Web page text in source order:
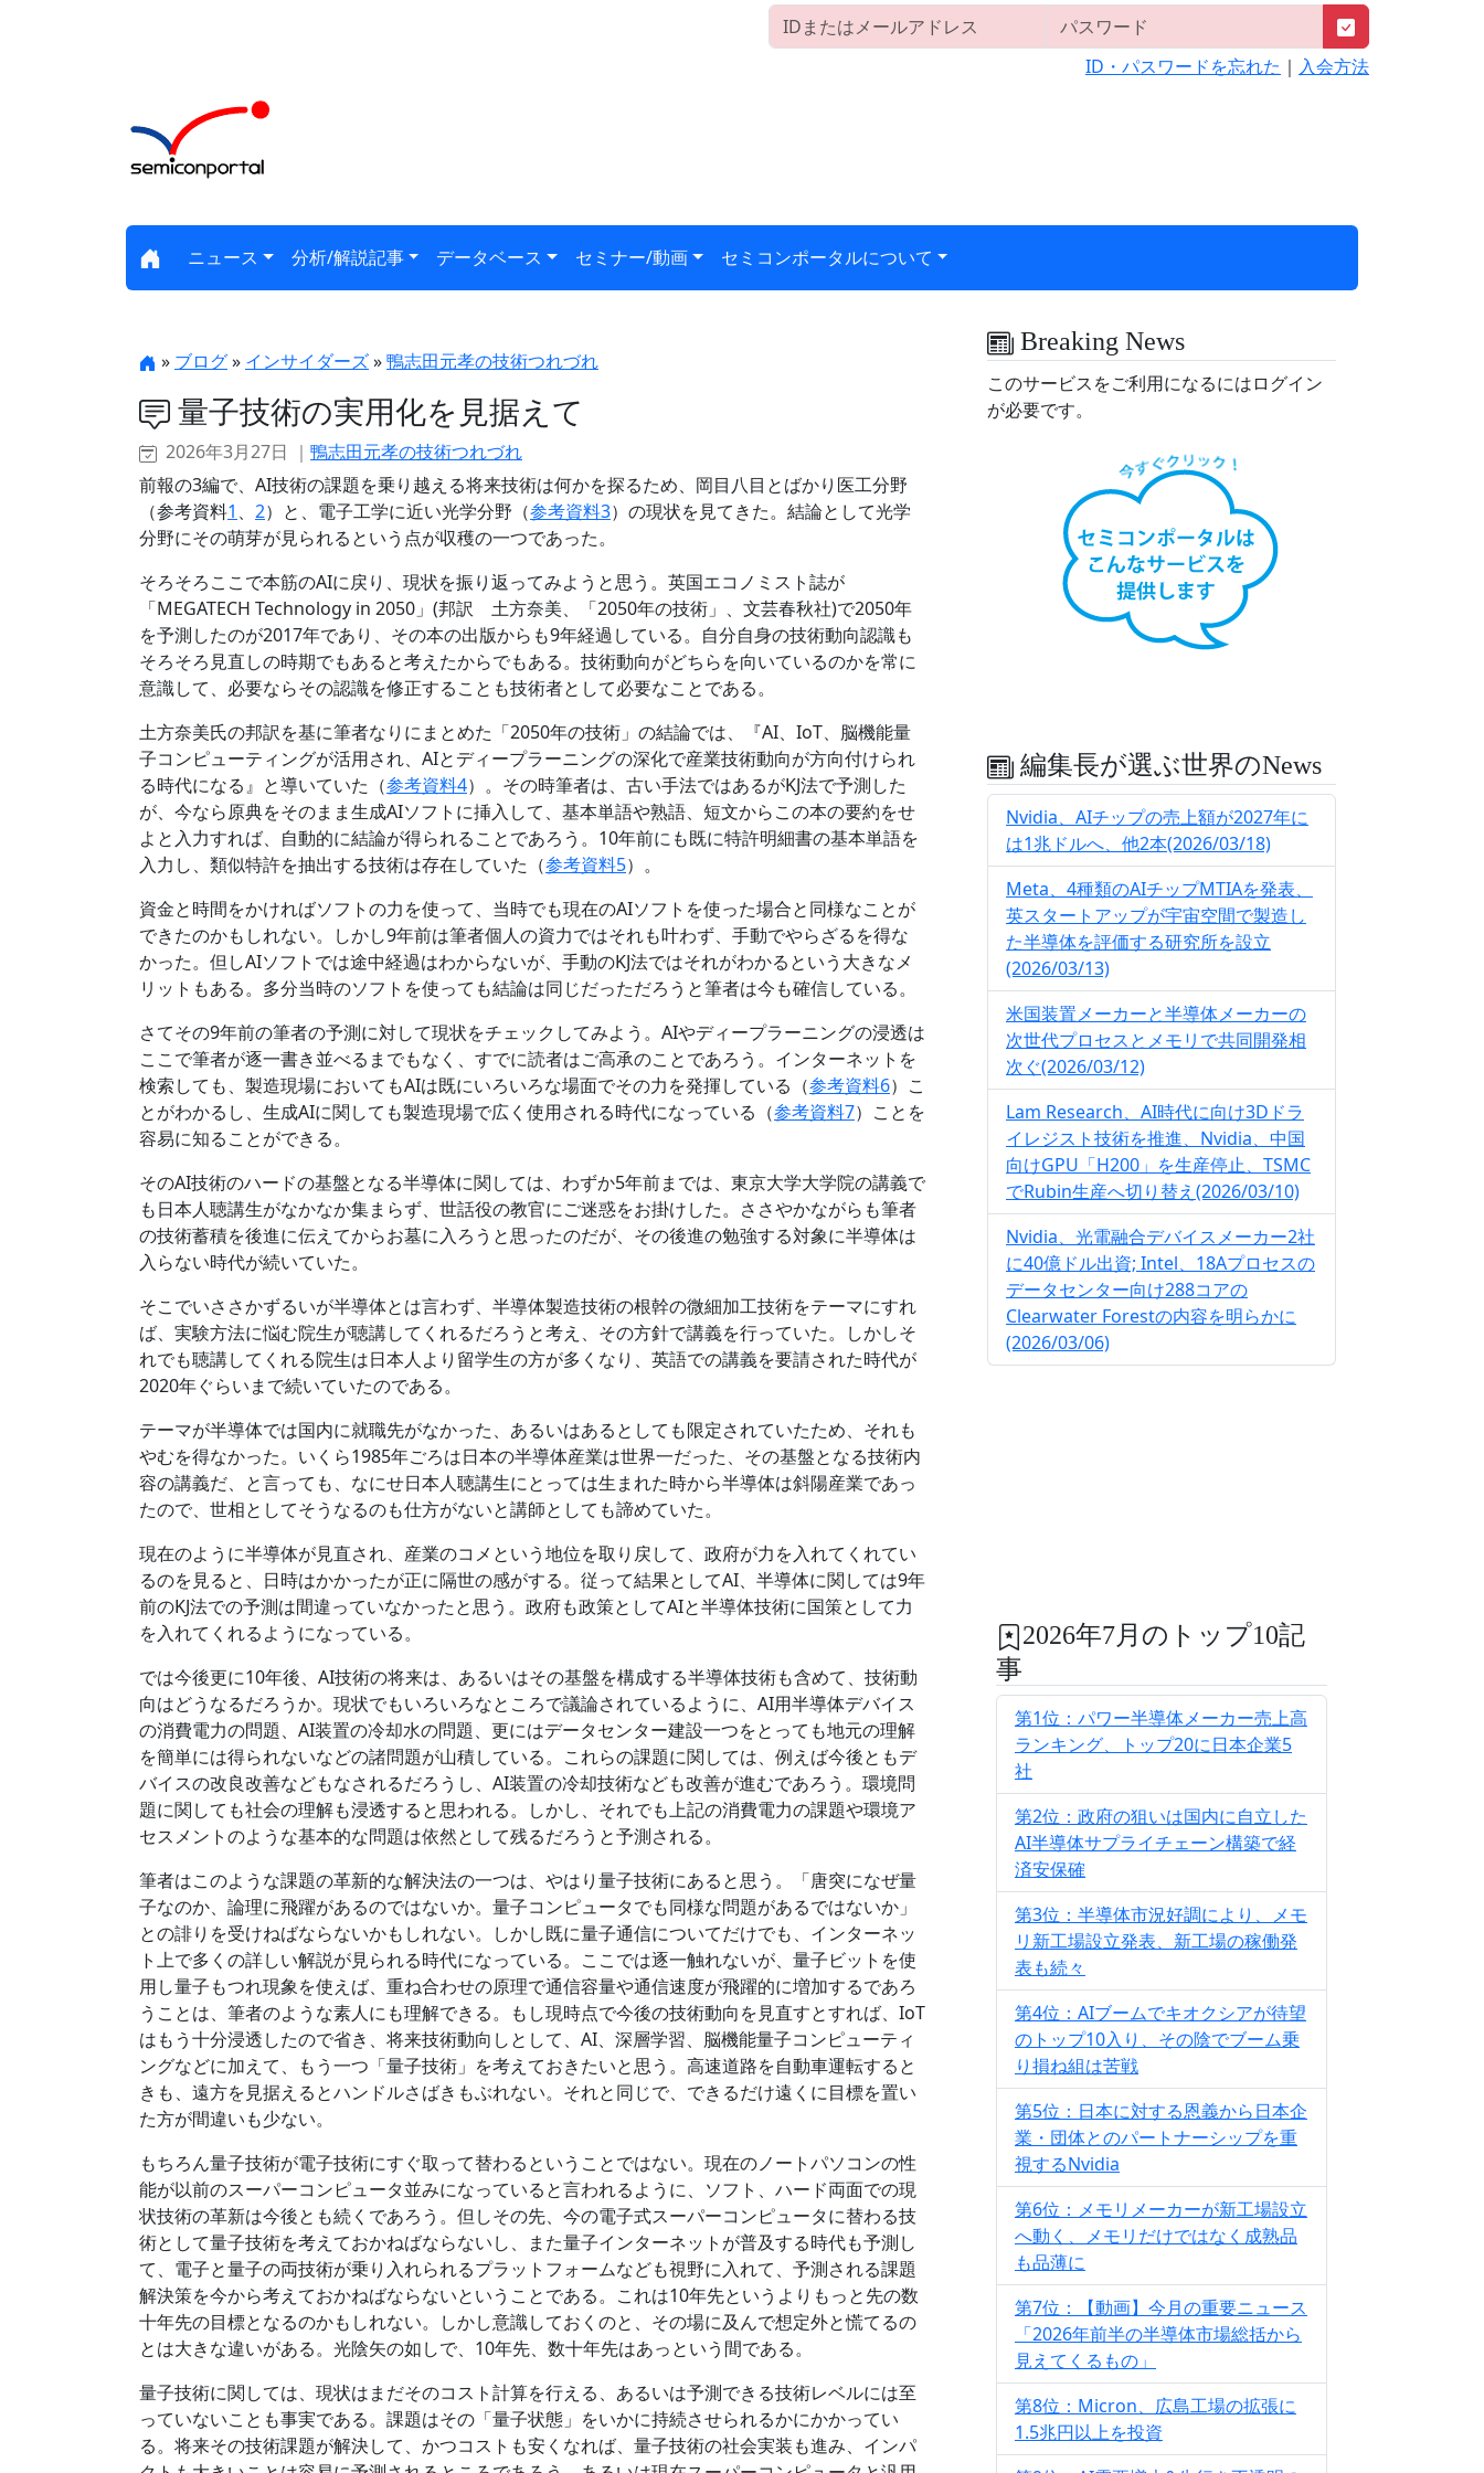
ID・パスワードを忘れた ｜ 入会方法
ニュース 分析/解説記事 データベース セミナー/動画 セミコンポータルについて
» ブログ» インサイダーズ»鴨志田元孝の技術つれづれ
量子技術の実用化を見据えて
2026年3月27日 ｜ 鴨志田元孝の技術つれづれ
前報の3編で、AI技術の課題を乗り越える将来技術は何かを探るため、岡目八目とばかり医工分野
（参考資料1 、 2）と、電子工学に近い光学分野（参考資料3）の現状を見てきた。結論として光学
分野にその萌芽が見られるという点が収穫の一つであった。
そろそろここで本筋のAIに戻り、現状を振り返ってみようと思う。英国エコノミスト誌が
「MEGATECH Technology in 2050」(邦訳 土方奈美、「2050年の技術」、文芸春秋社)で2050年
を予測したのが2017年であり、その本の出版からも9年経過している。自分自身の技術動向認識も
そろそろ見直しの時期でもあると考えたからでもある。技術動向がどちらを向いているのかを常に
意識して、必要ならその認識を修正することも技術者として必要なことである。
土方奈美氏の邦訳を基に筆者なりにまとめた「2050年の技術」の結論では、『AI、IoT、脳機能量
子コンピューティングが活用され、AIとディープラーニングの深化で産業技術動向が方向付けられ
る時代になる』と導いていた（参考資料4）。その時筆者は、古い手法ではあるがKJ法で予測した
が、今なら原典をそのまま生成AIソフトに挿入して、基本単語や熟語、短文からこの本の要約をせ
よと入力すれば、自動的に結論が得られることであろう。10年前にも既に特許明細書の基本単語を
入力し、類似特許を抽出する技術は存在していた（参考資料5）。
資金と時間をかければソフトの力を使って、当時でも現在のAIソフトを使った場合と同様なことが
できたのかもしれない。しかし9年前は筆者個人の資力ではそれも叶わず、手動でやらざるを得な
かった。但しAIソフトでは途中経過はわからないが、手動のKJ法ではそれがわかるという大きなメ
リットもある。多分当時のソフトを使っても結論は同じだっただろうと筆者は今も確信している。
さてその9年前の筆者の予測に対して現状をチェックしてみよう。AIやディープラーニングの浸透は
ここで筆者が逐一書き並べるまでもなく、すでに読者はご高承のことであろう。インターネットを
検索しても、製造現場においてもAIは既にいろいろな場面でその力を発揮している（参考資料6）こ
とがわかるし、生成AIに関しても製造現場で広く使用される時代になっている（参考資料7）ことを
容易に知ることができる。
そのAI技術のハードの基盤となる半導体に関しては、わずか5年前までは、東京大学大学院の講義で
も日本人聴講生がなかなか集まらず、世話役の教官にご迷惑をお掛けした。ささやかながらも筆者
の技術蓄積を後進に伝えてからお墓に入ろうと思ったのだが、その後進の勉強する対象に半導体は
入らない時代が続いていた。
そこでいささかずるいが半導体とは言わず、半導体製造技術の根幹の微細加工技術をテーマにすれ
ば、実験方法に悩む院生が聴講してくれるだろうと考え、その方針で講義を行っていた。しかしそ
れでも聴講してくれる院生は日本人より留学生の方が多くなり、英語での講義を要請された時代が
2020年ぐらいまで続いていたのである。
テーマが半導体では国内に就職先がなかった、あるいはあるとしても限定されていたため、それも
やむを得なかった。いくら1985年ごろは日本の半導体産業は世界一だった、その基盤となる技術内
容の講義だ、と言っても、なにせ日本人聴講生にとっては生まれた時から半導体は斜陽産業であっ
たので、世相としてそうなるのも仕方がないと講師としても諦めていた。
現在のように半導体が見直され、産業のコメという地位を取り戻して、政府が力を入れてくれてい
るのを見ると、日時はかかったが正に隔世の感がする。従って結果としてAI、半導体に関しては9年
前のKJ法での予測は間違っていなかったと思う。政府も政策としてAIと半導体技術に国策として力
を入れてくれるようになっている。
では今後更に10年後、AI技術の将来は、あるいはその基盤を構成する半導体技術も含めて、技術動
向はどうなるだろうか。現状でもいろいろなところで議論されているように、AI用半導体デバイス
の消費電力の問題、AI装置の冷却水の問題、更にはデータセンター建設一つをとっても地元の理解
を簡単には得られないなどの諸問題が山積している。これらの課題に関しては、例えば今後ともデ
バイスの改良改善などもなされるだろうし、AI装置の冷却技術なども改善が進むであろう。環境問
題に関しても社会の理解も浸透すると思われる。しかし、それでも上記の消費電力の課題や環境ア
セスメントのような基本的な問題は依然として残るだろうと予測される。
筆者はこのような課題の革新的な解決法の一つは、やはり量子技術にあると思う。「唐突になぜ量
子なのか、論理に飛躍があるのではないか。量子コンピュータでも同様な問題があるではないか」
との誹りを受けねばならないかもしれない。しかし既に量子通信についてだけでも、インターネッ
ト上で多くの詳しい解説が見られる時代になっている。ここでは逐一触れないが、量子ビットを使
用し量子もつれ現象を使えば、重ね合わせの原理で通信容量や通信速度が飛躍的に増加するであろ
うことは、筆者のような素人にも理解できる。もし現時点で今後の技術動向を見直すとすれば、IoT
はもう十分浸透したので省き、将来技術動向しとして、AI、深層学習、脳機能量子コンピューティ
ングなどに加えて、もう一つ「量子技術」を考えておきたいと思う。高速道路を自動車運転すると
きも、遠方を見据えるとハンドルさばきもぶれない。それと同じで、できるだけ遠くに目標を置い
た方が間違いも少ない。
もちろん量子技術が電子技術にすぐ取って替わるということではない。現在のノートパソコンの性
能が以前のスーパーコンピュータ並みになっていると言われるように、ソフト、ハード両面での現
状技術の革新は今後とも続くであろう。但しその先、今の電子式スーパーコンピュータに替わる技
術として量子技術を考えておかねばならないし、また量子インターネットが普及する時代も予測し
て、電子と量子の両技術が乗り入れられるプラットフォームなども視野に入れて、予測される課題
解決策を今から考えておかねばならないということである。これは10年先というよりもっと先の数
十年先の目標となるのかもしれない。しかし意識しておくのと、その場に及んで想定外と慌てるの
とは大きな違いがある。光陰矢の如しで、10年先、数十年先はあっという間である。
量子技術に関しては、現状はまだそのコスト計算を行える、あるいは予測できる技術レベルには至
っていないことも事実である。課題はその「量子状態」をいかに持続させられるかにかかってい
る。将来その技術課題が解決して、かつコストも安くなれば、量子技術の社会実装も進み、インパ
Breaking News
このサービスをご利用になるにはログイン
が必要です。
編集長が選ぶ世界のNews
Nvidia、AIチップの売上額が2027年に
は1兆ドルへ、他2本(2026/03/18)
Meta、4種類のAIチップMTIAを発表、
英スタートアップが宇宙空間で製造し
た半導体を評価する研究所を設立
(2026/03/13)
米国装置メーカーと半導体メーカーの
次世代プロセスとメモリで共同開発相
次ぐ(2026/03/12)
Lam Research、AI時代に向け3Dドラ
イレジスト技術を推進、Nvidia、中国
向けGPU「H200」を生産停止、TSMC
でRubin生産へ切り替え(2026/03/10)
Nvidia、光電融合デバイスメーカー2社
に40億ドル出資; Intel、18Aプロセスの
データセンター向け288コアの
Clearwater Forestの内容を明らかに
(2026/03/06)
2026年7月のトップ10記
事
第1位：パワー半導体メーカー売上高
ランキング、トップ20に日本企業5
社
第2位：政府の狙いは国内に自立した
AI半導体サプライチェーン構築で経
済安保確
第3位：半導体市況好調により、メモ
リ新工場設立発表、新工場の稼働発
表も続々
第4位：AIブームでキオクシアが待望
のトップ10入り、その陰でブーム乗
り損ね組は苦戦
第5位：日本に対する恩義から日本企
業・団体とのパートナーシップを重
視するNvidia
第6位：メモリメーカーが新工場設立
へ動く、メモリだけではなく成熟品
も品薄に
第7位：【動画】今月の重要ニュース
「2026年前半の半導体市場総括から
見えてくるもの」
第8位：Micron、広島工場の拡張に
1.5兆円以上を投資